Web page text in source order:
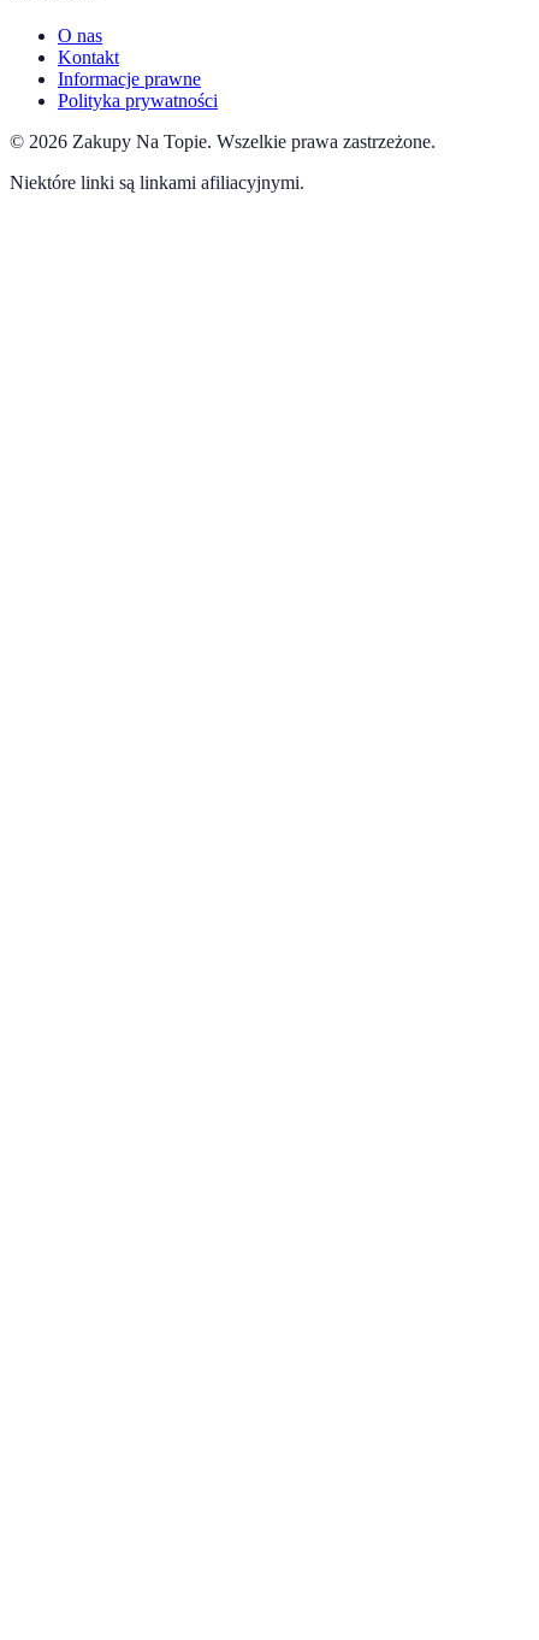
O nas
Kontakt
Informacje prawne
Polityka prywatności
© 2026 Zakupy Na Topie. Wszelkie prawa zastrzeżone.
Niektóre linki są linkami afiliacyjnymi.